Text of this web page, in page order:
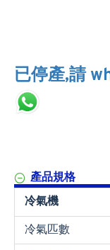
已停產,請
產品規格
冷氣機
冷氣匹數